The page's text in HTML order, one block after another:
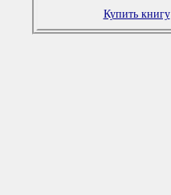
Купить книгу